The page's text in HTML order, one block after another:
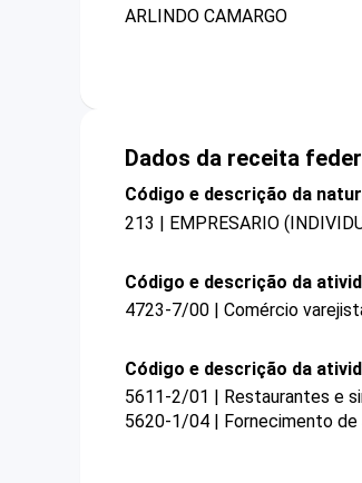
ARLINDO CAMARGO
Dados da receita
Código e descrição da
213 | EMPRESARIO
Código e descrição da
4723-7/00 | Comércio
Código e descrição da
5611-2/01 | Restaurantes e
5620-1/04 | Fornecimento de